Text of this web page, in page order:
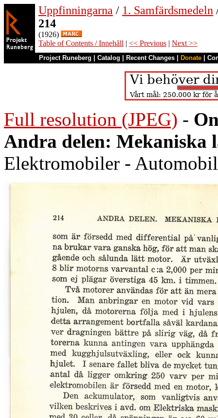
Uppfinningarna / 1. Samfärdsmedeln
214
(1926)
Table of Contents / Innehåll | << Previous | Next >>
Project Runeberg Catalog Recent Changes Donate
Full resolution (JPEG) -
Andra delen: Mekaniska
Elektromobiler -